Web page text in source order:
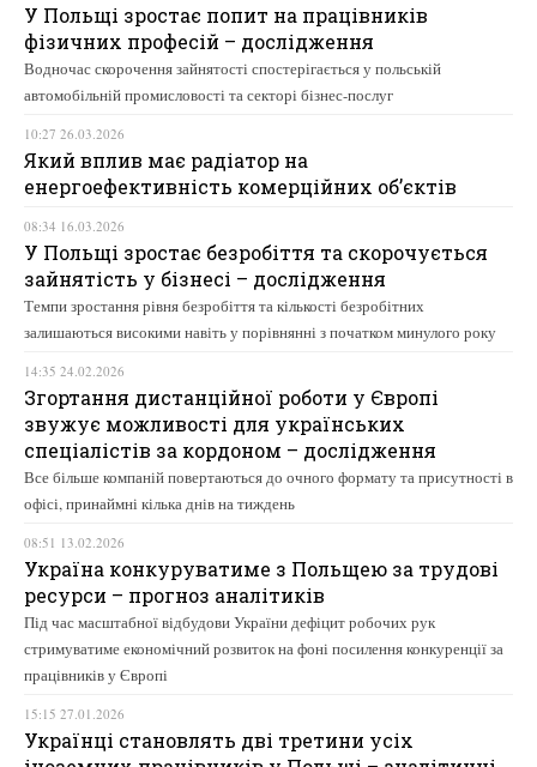
У Польщі зростає попит на працівників
фізичних професій – дослідження
Водночас скорочення зайнятості спостерігається у польській
автомобільній промисловості та секторі бізнес-послуг
10:27 26.03.2026
Який вплив має радіатор на
енергоефективність комерційних об’єктів
08:34 16.03.2026
У Польщі зростає безробіття та скорочується
зайнятість у бізнесі – дослідження
Темпи зростання рівня безробіття та кількості безробітних
залишаються високими навіть у порівнянні з початком минулого року
14:35 24.02.2026
Згортання дистанційної роботи у Європі
звужує можливості для українських
спеціалістів за кордоном – дослідження
Все більше компаній повертаються до очного формату та присутності в
офісі, принаймні кілька днів на тиждень
08:51 13.02.2026
Україна конкуруватиме з Польщею за трудові
ресурси – прогноз аналітиків
Під час масштабної відбудови України дефіцит робочих рук
стримуватиме економічний розвиток на фоні посилення конкуренції за
працівників у Європі
15:15 27.01.2026
Українці становлять дві третини усіх